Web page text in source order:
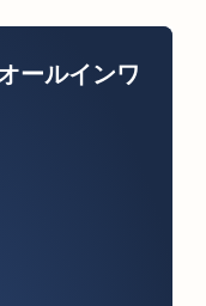
ールインワ